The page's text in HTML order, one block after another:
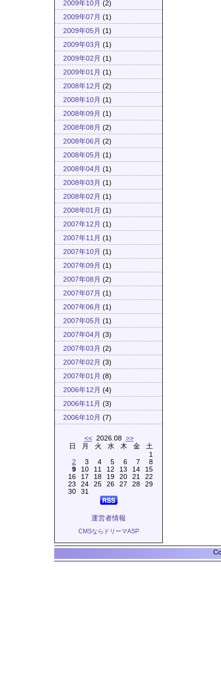
2009年10月 (2)
2009年07月 (1)
2009年05月 (1)
2009年03月 (1)
2009年02月 (1)
2009年01月 (1)
2008年12月 (2)
2008年10月 (1)
2008年09月 (1)
2008年08月 (2)
2008年06月 (2)
2008年05月 (1)
2008年04月 (1)
2008年03月 (1)
2008年02月 (1)
2008年01月 (1)
2007年12月 (1)
2007年11月 (1)
2007年10月 (1)
2007年09月 (1)
2007年08月 (2)
2007年07月 (1)
2007年06月 (1)
2007年05月 (1)
2007年04月 (3)
2007年03月 (2)
2007年02月 (3)
2007年01月 (8)
2006年12月 (4)
2006年11月 (3)
2006年10月 (7)
<<2026.08 >>
日
2
9
16
23
30
月
3
10
17
24
31
火
4
11
18
25
水
5
12
19
26
木
6
13
20
27
金
7
14
21
28
土
1
8
15
22
29
運営者情報
CMSならドリーマASP